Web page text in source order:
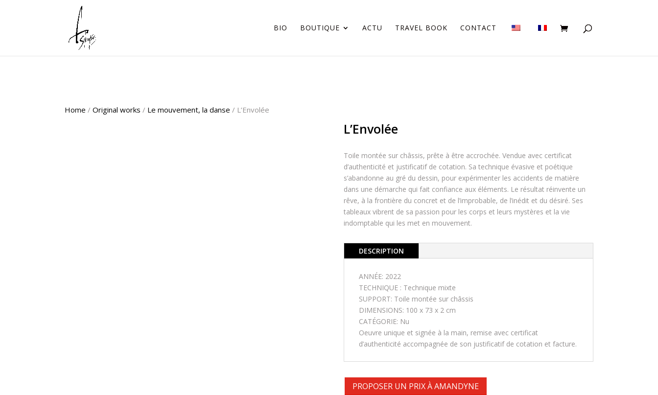
BIO BOUTIQUE ACTU TRAVEL BOOK CONTACT
Home / Original works / Le mouvement, la danse / L’Envolée
L’Envolée
Toile montée sur châssis, prête à être accrochée. Vendue avec certificat
d’authenticité et justificatif de cotation. Sa technique évasive et poétique
s’abandonne au gré du dessin, pour expérimenter les accidents de matière
dans une démarche qui fait confiance aux éléments. Le résultat réinvente un
rêve, à la frontière du concret et de l’improbable, de l’inédit et du désiré. Ses
tableaux vibrent de sa passion pour les corps et leurs mystères et la vie
indomptable qui les met en mouvement.
DESCRIPTION
ANNÉE: 2022
TECHNIQUE : Technique mixte
SUPPORT: Toile montée sur châssis
DIMENSIONS: 100 x 73 x 2 cm
CATÉGORIE: Nu
Oeuvre unique et signée à la main, remise avec certificat
d’authenticité accompagnée de son justificatif de cotation et facture.
PROPOSER UN PRIX À AMANDYNE